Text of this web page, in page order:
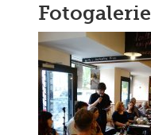
Fotogalerie